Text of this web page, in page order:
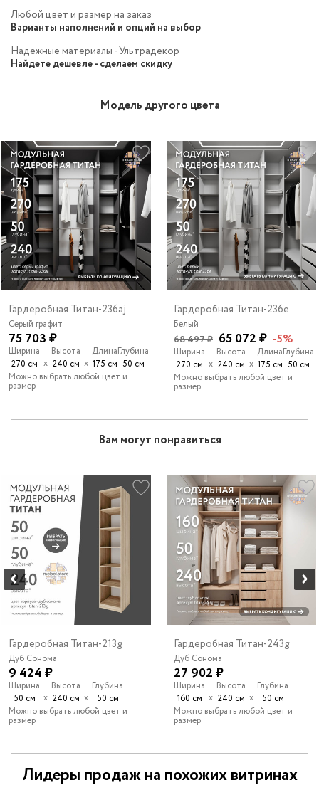
Любой цвет и размер на заказ
Варианты наполнений и опций на выбор
Надежные материалы - Ультрадекор
Найдете дешевле - сделаем скидку
Модель другого цвета
Гардеробная Титан-236aj
Серый графит
75 703 ₽
Ширина
270 см х
Высота
240 см х
Длина
175 см
Глубина
50 см
Можно выбрать любой цвет и
размер
Гардеробная Титан-236e
Белый
68 497 ₽ 65 072 ₽ -5%
Ширина
270 см х
Высота
240 см х
Длина
175 см
Глубина
50 см
Можно выбрать любой цвет и
размер
Вам могут понравиться
Гардеробная Титан-213g
Дуб Сонома
9 424 ₽
Ширина
50 см
х
Высота
240 см х
Глубина
50 см
Можно выбрать любой цвет и
размер
Гардеробная Титан-243g
Дуб Сонома
27 902 ₽
Ширина
160 см х
Высота
240 см х
Глубина
50 см
Можно выбрать любой цвет и
размер
Лидеры продаж на похожих витринах